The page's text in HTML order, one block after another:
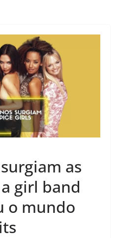
as
girl band
o mundo